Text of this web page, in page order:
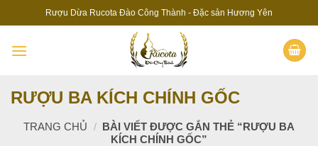
to
content
Rượu Dừa Rucota Đào Công Thành - Đặc sản Hương Yên
RƯỢU BA KÍCH CHÍNH GỐC
TRANG CHỦ / BÀI VIẾT ĐƯỢC GẮN THẺ “RƯỢU BA
KÍCH CHÍNH GỐC”